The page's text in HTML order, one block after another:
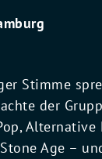
Stimme
der
Alternative
Age –